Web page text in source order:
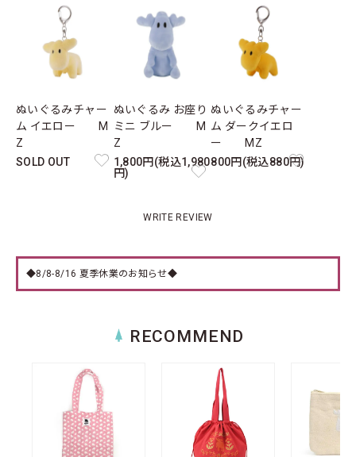
ぬいぐるみチャー
ム イエロー M
Z
SOLD OUT
ぬいぐるみ お座り
ミニ ブルー M
Z
1,800円(税込1,980
円)
ぬいぐるみチャー
ム ダークイエロ
ー MZ
800円(税込880円)
WRITE REVIEW
◆8/8-8/16 夏季休業のお知らせ◆
RECOMMEND